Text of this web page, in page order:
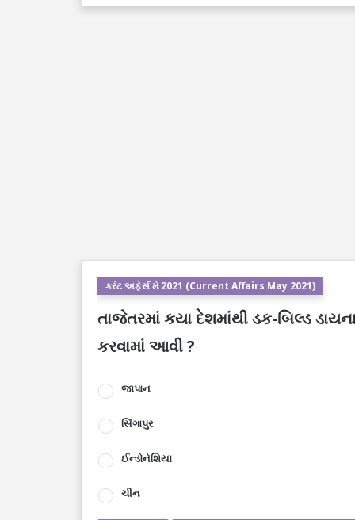
કરંટ અફેર્સ મે 2021 (Current Affairs May 2021)
તાજેતરમાં કયા દેશમાંથી ડક-બિલ્ડ
કરવામાં આવી ?
જાપાન
સિંગાપુર
ઈન્ડોનેશિયા
ચીન